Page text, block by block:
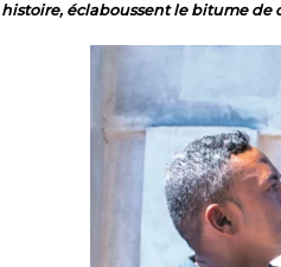
histoire, éclaboussent le bitume de